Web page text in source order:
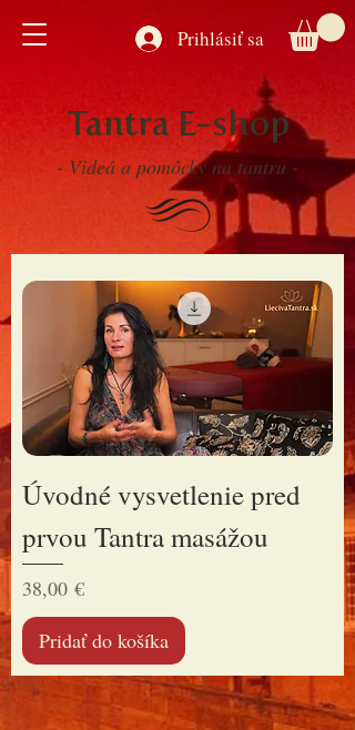
Prihlásiť sa
Tantra E-shop
- Videá a pomôcky na tantru -
Úvodné vysvetlenie pred
prvou Tantra masážou
Cena
38,00 €
Pridať do košíka